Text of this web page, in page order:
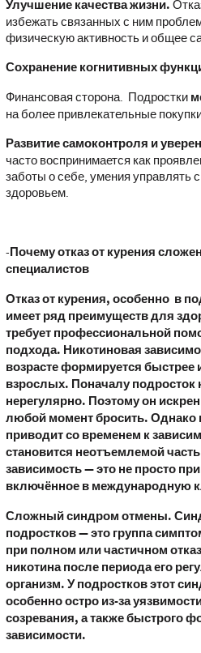
Улучшение качества жизни.
избежать связанных с ним
физическую активность и общее
Сохранение когнитивных
Финансовая сторона. Подростким
на более привлекательные
Развитие самоконтроля и
часто воспринимается как
заботы о себе, умения управлять
здоровьем.
-Почему отказ от курения
специалистов
Отказ от курения, особенно в
имеет ряд преимуществдля
требует профессиональной
подхода. Никотиновая
возрасте формируется быстрее
взрослых. Поначалу подросток
нерегулярно. Поэтому он
любой момент бросить. Однако
приводит со временем к
становится неотъемлемой
зависимость — это не просто
включённое в международную
Сложный синдром отмены.
подростков — это группа
при полном или частичном
никотина после периода его
организм. У подростков этот
особенно остро из-за
созревания, а также быстрого
зависимости.